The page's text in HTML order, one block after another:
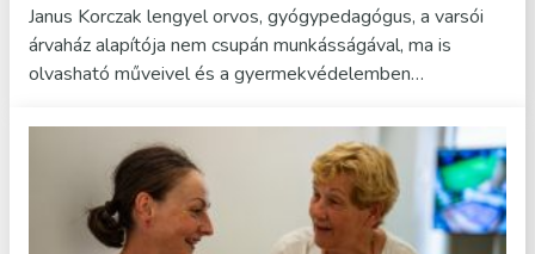
Janus Korczak lengyel orvos, gyógypedagógus, a varsói
árvaház alapítója nem csupán munkásságával, ma is
olvasható műveivel és a gyermekvédelemben…